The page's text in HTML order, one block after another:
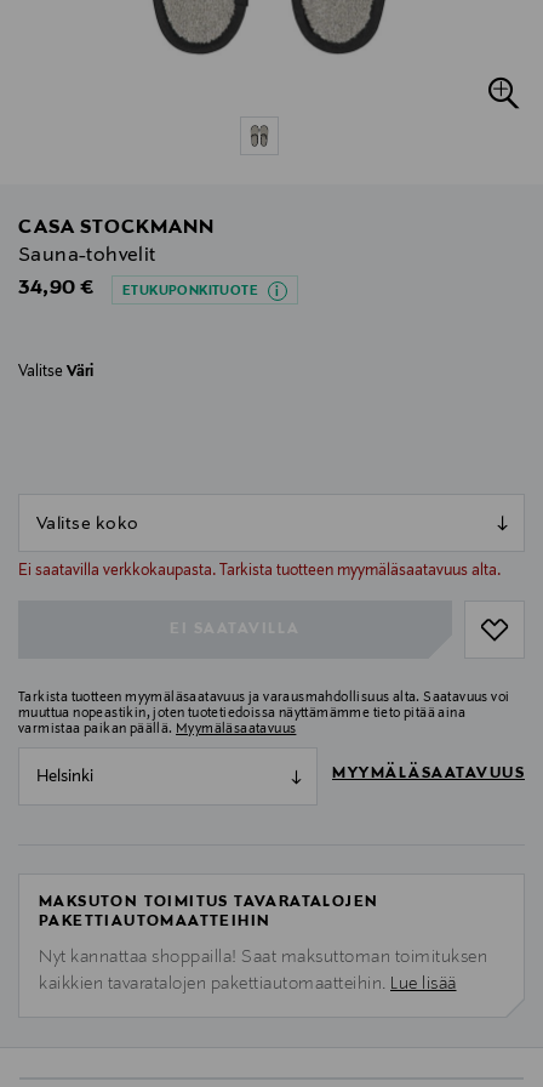
CASA STOCKMANN
Sauna-tohvelit
Original Price
34,90 € ETUKUPONKITUOTE
Valitse Väri
Ei saatavilla verkkokaupasta. Tarkista tuotteen myymäläsaatavuus alta.
null
Tarkista tuotteen myymäläsaatavuus ja varausmahdollisuus alta. Saatavuus voi
muuttua nopeastikin, joten tuotetiedoissa näyttämämme tieto pitää aina
varmistaa paikan päällä. Myymäläsaatavuus
Helsinki MYYMÄLÄSAATAVUUS
MAKSUTON TOIMITUS TAVARATALOJEN
PAKETTIAUTOMAATTEIHIN
Nyt kannattaa shoppailla! Saat maksuttoman toimituksen
kaikkien tavaratalojen pakettiautomaatteihin. Lue lisää